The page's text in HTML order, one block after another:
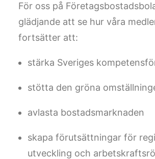
För oss på
glädjande att se hur våra
fortsätter att:
stärka Sveriges
stötta den gröna
avlasta bostadsmarknaden
skapa förutsättningar för
utveckling och